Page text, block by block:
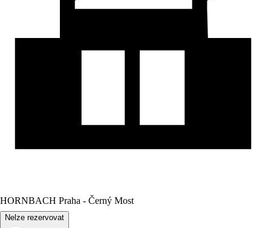
HORNBACH Praha - Černý Most
Nelze rezervovat